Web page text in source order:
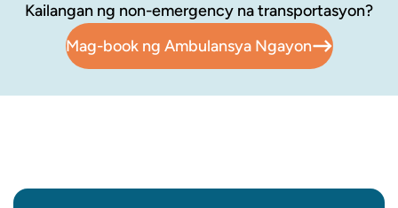
Kailangan ng non-emergency na transportasyon?
Mag-book ng Ambulansya Ngayon